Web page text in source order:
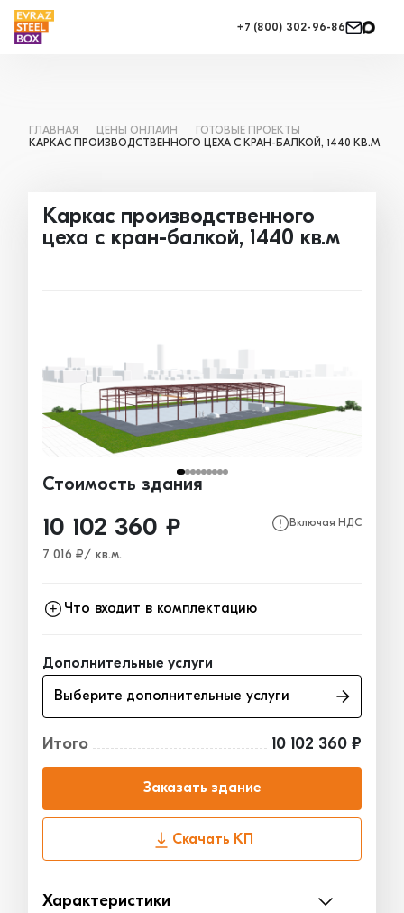
+7 (800) 302-96-86
ГЛАВНАЯ ЦЕНЫ ОНЛАЙН
ГОТОВЫЕ ПРОЕКТЫ
КАРКАС ПРОИЗВОДСТВЕННОГО ЦЕХА С КРАН-БАЛКОЙ, 1440 КВ.М
Каркас производственного
цеха с кран-балкой, 1440 кв.м
Стоимость здания
10 102 360 ₽ Включая НДС
7 016 ₽/ кв.м.
Что входит в комплектацию
Ограждающие конструкции 0₽
Окна, двери, ворота 0₽
Дополнительные услуги
Выберите дополнительные услуги
Итого 10 102 360 ₽
Заказать здание
Скачать КП
Характеристики